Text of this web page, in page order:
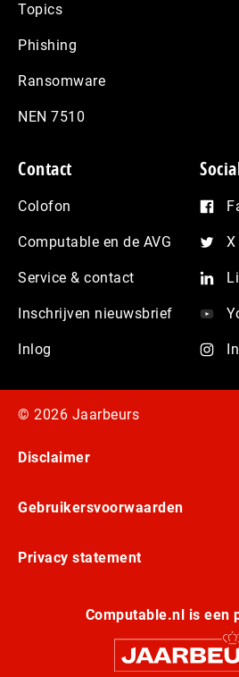
Topics
Phishing
Ransomware
NEN 7510
Contact
Colofon
Computable en de AVG
Service & contact
Inschrijven nieuwsbrief
Inlog
X
© 2026 Jaarbeurs
Disclaimer
Gebruikersvoorwaarden
Privacy statement
Computable.nl is een